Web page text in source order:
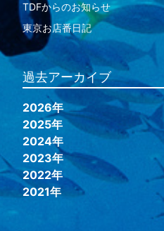
TDFからのお知らせ
東京お店番日記
過去アーカイブ
2026年
2025年
2024年
2023年
2022年
2021年